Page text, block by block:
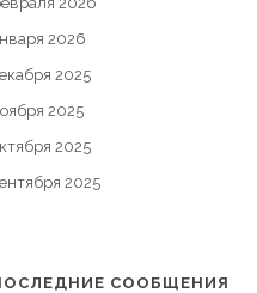
2026
2025
2025
2025
2025
СООБЩЕНИЯ